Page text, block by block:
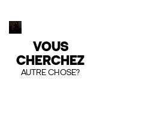
VOUS
CHERCHEZ
AUTRE CHOSE?